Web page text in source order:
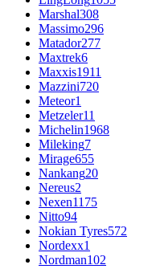
Marshal308
Massimo296
Matador277
Maxtrek6
Maxxis1911
Mazzini720
Meteor1
Metzeler11
Michelin1968
Mileking7
Mirage655
Nankang20
Nereus2
Nexen1175
Nitto94
Nokian Tyres572
Nordexx1
Nordman102